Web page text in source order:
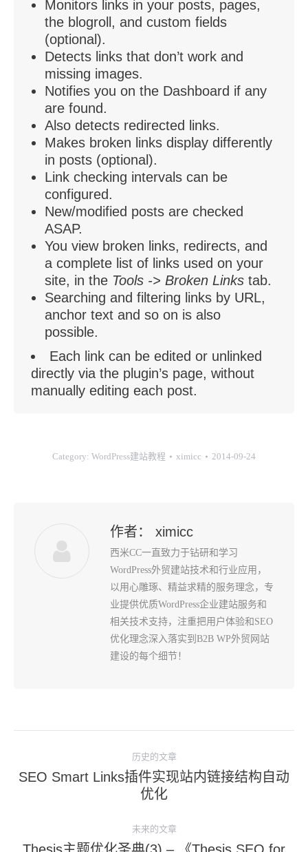
Monitors links in your posts, pages,
the blogroll, and custom fields
(optional).
Detects links that don’t work and
missing images.
Notifies you on the Dashboard if any
are found.
Also detects redirected links.
Makes broken links display differently
in posts (optional).
Link checking intervals can be
configured.
New/modified posts are checked
ASAP.
You view broken links, redirects, and
a complete list of links used on your
site, in the Tools -> Broken Links tab.
Searching and filtering links by URL,
anchor text and so on is also
possible.
Each link can be edited or unlinked
directly via the plugin’s page, without
manually editing each post.
Category: WordPress建站教程 ximicc 2014-09-24
作者： ximicc
西米CC一直致力于钻研和学习
WordPress外贸建站技术和行业应用，
以用心雕琢、精益求精的服务理念，专
业提供优质WordPress企业建站服务和
相关技术支持，注重把用户体验和SEO
优化理念深入落实到B2B WP外贸网站
建设的每个细节！
导
历史的文章
历
史
SEO Smart Links插件实现站内链接结构自动
优化
未来的文章